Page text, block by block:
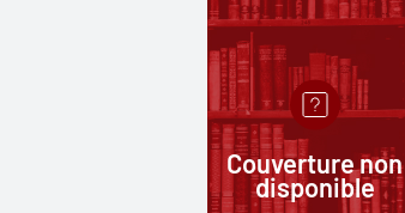
Couverture non
disponible